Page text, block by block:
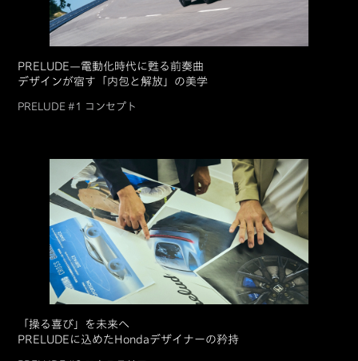
PRELUDE—電動化時代に甦る前奏曲
デザインが宿す「内包と解放」の美学
PRELUDE #1 コンセプト
「操る喜び」を未来へ
PRELUDEに込めたHondaデザイナーの矜持